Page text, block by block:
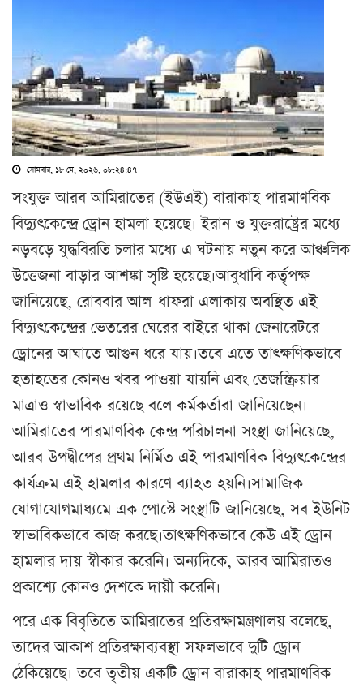
সোমবার, ১৮ মে, ২০২৬, ০৮:২৪:৪৭
সংযুক্ত আরব আমিরাতের (ইউএই) বারাকাহ পারমাণবিক
বিদ্যুৎকেন্দ্রে ড্রোন হামলা হয়েছে। ইরান ও যুক্তরাষ্ট্রের মধ্যে
নড়বড়ে যুদ্ধবিরতি চলার মধ্যে এ ঘটনায় নতুন করে আঞ্চলিক
উত্তেজনা বাড়ার আশঙ্কা সৃষ্টি হয়েছে।আবুধাবি কর্তৃপক্ষ
জানিয়েছে, রোববার আল-ধাফরা এলাকায় অবস্থিত এই
বিদ্যুৎকেন্দ্রের ভেতরের ঘেরের বাইরে থাকা জেনারেটরে
ড্রোনের আঘাতে আগুন ধরে যায়।তবে এতে তাৎক্ষণিকভাবে
হতাহতের কোনও খবর পাওয়া যায়নি এবং তেজস্ক্রিয়ার
মাত্রাও স্বাভাবিক রয়েছে বলে কর্মকর্তারা জানিয়েছেন।
আমিরাতের পারমাণবিক কেন্দ্র পরিচালনা সংস্থা জানিয়েছে,
আরব উপদ্বীপের প্রথম নির্মিত এই পারমাণবিক বিদ্যুৎকেন্দ্রের
কার্যক্রম এই হামলার কারণে ব্যাহত হয়নি।সামাজিক
যোগাযোগমাধ্যমে এক পোস্টে সংস্থাটি জানিয়েছে, সব ইউনিট
স্বাভাবিকভাবে কাজ করছে।তাৎক্ষণিকভাবে কেউ এই ড্রোন
হামলার দায় স্বীকার করেনি। অন্যদিকে, আরব আমিরাতও
প্রকাশ্যে কোনও দেশকে দায়ী করেনি।
পরে এক বিবৃতিতে আমিরাতের প্রতিরক্ষামন্ত্রণালয় বলেছে,
তাদের আকাশ প্রতিরক্ষাব্যবস্থা সফলভাবে দুটি ড্রোন
ঠেকিয়েছে। তবে তৃতীয় একটি ড্রোন বারাকাহ পারমাণবিক